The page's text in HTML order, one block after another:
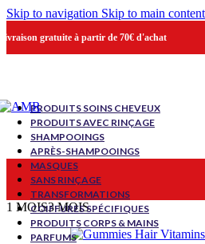
Skip to navigation Skip to main content
gratuite à partir de 70€ d'achat
PRODUITS SOINS CHEVEUX
PRODUITS AVEC RINÇAGE
SHAMPOOINGS
APRÈS-SHAMPOOINGS
MASQUES
SANS RINÇAGE
TRANSFORMATIONS
COIFFURES SPÉCIFIQUES
PRODUITS CORPS & MAINS
PARFUMS
1 MOIS3 MOIS